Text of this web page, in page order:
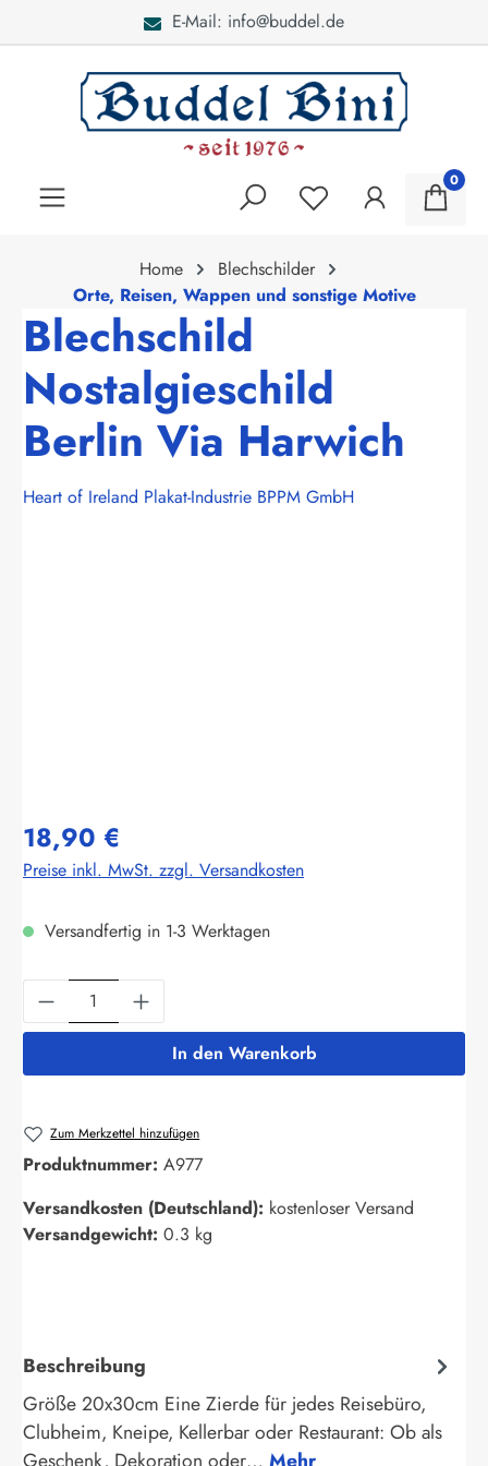
E-Mail: info@buddel.de
0
Home
Blechschilder
Orte, Reisen, Wappen und sonstige Motive
Blechschild
Nostalgieschild
Berlin Via Harwich
Heart of Ireland Plakat-Industrie BPPM GmbH
18,90 €
Preise inkl. MwSt. zzgl. Versandkosten
Versandfertig in 1-3 Werktagen
Produkt Anzahl: Gib den gewünschten
In den Warenkorb
Zum Merkzettel hinzufügen
Produktnummer: A977
Versandkosten (Deutschland): kostenloser Versand
Versandgewicht: 0.3 kg
Beschreibung
Größe 20x30cm Eine Zierde für jedes Reisebüro,
Clubheim, Kneipe, Kellerbar oder Restaurant: Ob als